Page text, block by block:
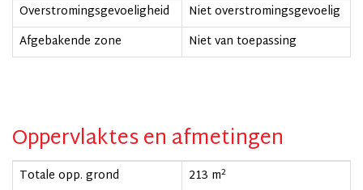
Overstromingsgevoeligheid
Niet overstromingsgevoelig
Afgebakende zone
Niet van toepassing
Oppervlaktes en afmetingen
Totale opp. grond 213 m2